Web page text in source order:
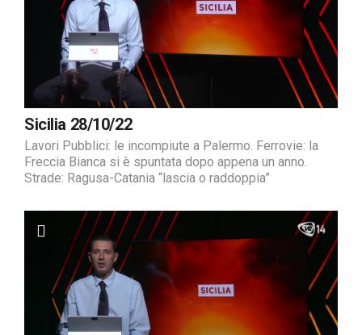
Sicilia 28/10/22
Lavori Pubblici: le incompiute a Palermo. Ferrovie: la
Freccia Bianca si è spuntata dopo appena un anno.
Strade: Ragusa-Catania “lascia o raddoppia”